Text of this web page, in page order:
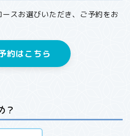
スお選びいただき、ご予約をお
約はこちら
？